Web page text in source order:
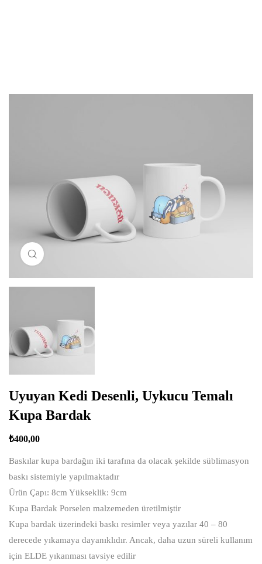
Uyuyan Kedi Desenli, Uykucu Temalı
Kupa Bardak
₺400,00
Baskılar kupa bardağın iki tarafına da olacak şekilde süblimasyon
baskı sistemiyle yapılmaktadır
Ürün Çapı: 8cm Yükseklik: 9cm
Kupa Bardak Porselen malzemeden üretilmiştir
Kupa bardak üzerindeki baskı resimler veya yazılar 40 – 80
derecede yıkamaya dayanıklıdır. Ancak, daha uzun süreli kullanım
için ELDE yıkanması tavsiye edilir